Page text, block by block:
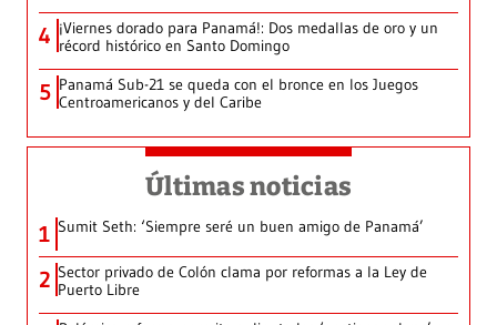
4 ¡Viernes dorado para Panamá!: Dos medallas de oro y un
récord histórico en Santo Domingo
5 Panamá Sub-21 se queda con el bronce en los Juegos
Centroamericanos y del Caribe
Últimas noticias
1 Sumit Seth: ‘Siempre seré un buen amigo de Panamá’
2 Sector privado de Colón clama por reformas a la Ley de
Puerto Libre